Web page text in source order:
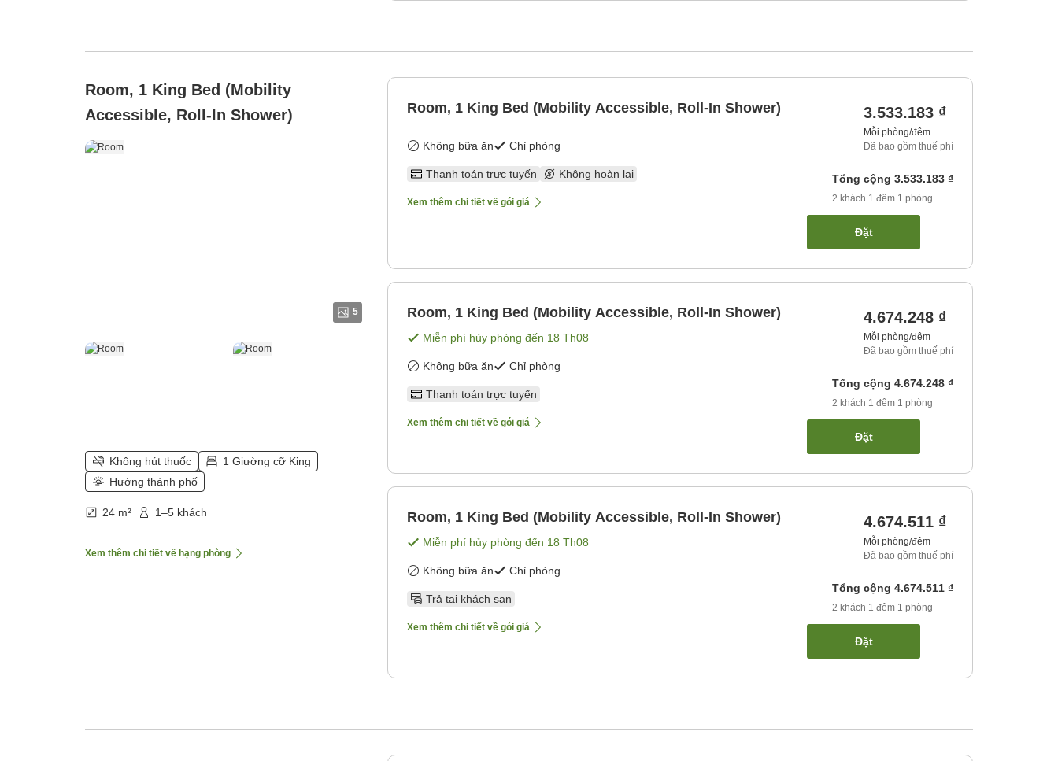
Room, 1 King Bed (Mobility
Accessible, Roll-In Shower)
5
Không hút thuốc
1 Giường cỡ King
Hướng thành phố
24 m² 1–5 khách
Xem thêm chi tiết về hạng phòng
Room, 1 King Bed (Mobility Accessible, Roll-In Shower)
Không bữa ăn Chỉ phòng
Thanh toán trực tuyến Không hoàn lại
Xem thêm chi tiết về gói giá
3.533.183 ₫
Mỗi phòng/đêm
Đã bao gồm thuế phí
Tổng cộng 3.533.183 ₫
2 khách 1 đêm 1 phòng
Đặt
Room, 1 King Bed (Mobility Accessible, Roll-In Shower)
Miễn phí hủy phòng đến 18 Th08
Không bữa ăn Chỉ phòng
Thanh toán trực tuyến
Xem thêm chi tiết về gói giá
4.674.248 ₫
Mỗi phòng/đêm
Đã bao gồm thuế phí
Tổng cộng 4.674.248 ₫
2 khách 1 đêm 1 phòng
Đặt
Room, 1 King Bed (Mobility Accessible, Roll-In Shower)
Miễn phí hủy phòng đến 18 Th08
Không bữa ăn Chỉ phòng
Trả tại khách sạn
Xem thêm chi tiết về gói giá
4.674.511 ₫
Mỗi phòng/đêm
Đã bao gồm thuế phí
Tổng cộng 4.674.511 ₫
2 khách 1 đêm 1 phòng
Đặt